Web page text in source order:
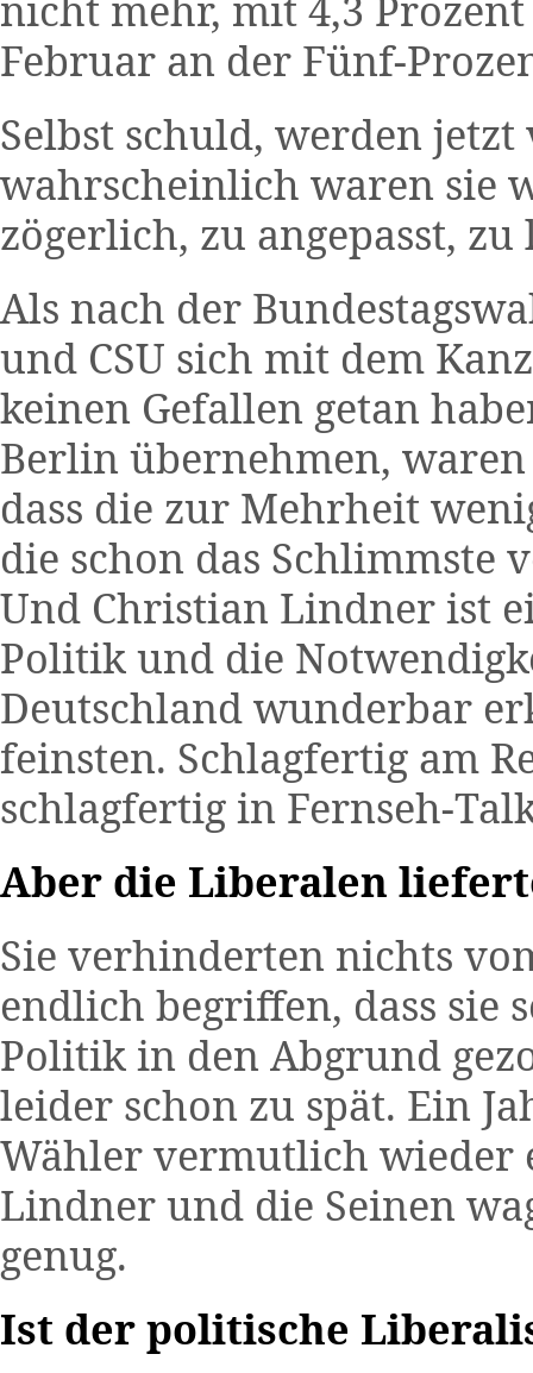
Februar an der Fünf-
Selbst schuld, werden
wahrscheinlich waren sie
zögerlich, zu angepasst,
Als nach der
und CSU sich mit dem
keinen Gefallen getan
Berlin übernehmen,
dass die zur Mehrheit
die schon das Schlimmste
Und Christian Lindner ist
Politik und die
Deutschland wunderbar
feinsten. Schlagfertig am
schlagfertig in Fernseh-
Aber die Liberalen
Sie verhinderten nichts
endlich begriffen, dass sie
Politik in den Abgrund
leider schon zu spät. Ein
Wähler vermutlich wieder
Lindner und die Seinen
genug.
Ist der politische